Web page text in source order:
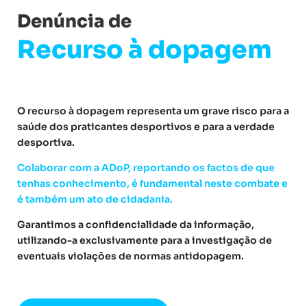
Denúncia de
Recurso à dopagem
O recurso à dopagem representa um grave risco para a
saúde dos praticantes desportivos e para a verdade
desportiva.
Colaborar com a ADoP, reportando os factos de que
tenhas conhecimento, é fundamental neste combate e
é também um ato de cidadania.
Garantimos a confidencialidade da informação,
utilizando-a exclusivamente para a investigação de
eventuais violações de normas antidopagem.